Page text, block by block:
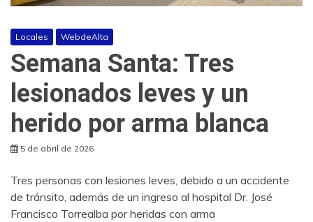
Locales WebdeAlta
Semana Santa: Tres
lesionados leves y un
herido por arma blanca
5 de abril de 2026
Tres personas con lesiones leves, debido a un accidente
de tránsito, además de un ingreso al hospital Dr. José
Francisco Torrealba por heridas con arma